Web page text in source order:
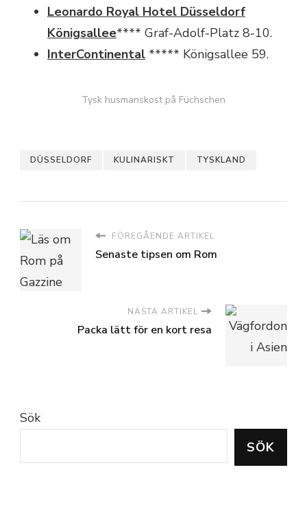
Leonardo Royal Hotel Düsseldorf
Königsallee**** Graf-Adolf-Platz 8-10.
InterContinental ***** Königsallee 59.
Tysk husmanskost på Füchschen
DÜSSELDORF KULINARISKT TYSKLAND
FÖREGÅENDE ARTIKEL
Senaste tipsen om Rom
NÄSTA ARTIKEL
Packa lätt för en kort resa
Sök
SÖK